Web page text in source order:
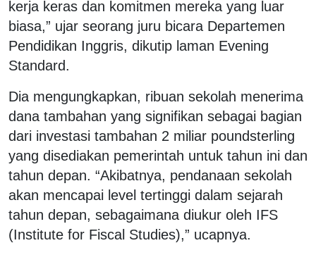
kerja keras dan komitmen mereka yang luar
biasa,” ujar seorang juru bicara Departemen
Pendidikan Inggris, dikutip laman Evening
Standard.
Dia mengungkapkan, ribuan sekolah menerima
dana tambahan yang signifikan sebagai bagian
dari investasi tambahan 2 miliar poundsterling
yang disediakan pemerintah untuk tahun ini dan
tahun depan. “Akibatnya, pendanaan sekolah
akan mencapai level tertinggi dalam sejarah
tahun depan, sebagaimana diukur oleh IFS
(Institute for Fiscal Studies),” ucapnya.